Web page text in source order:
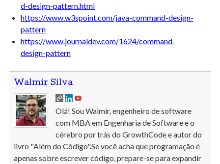
d-design-pattern.html
https://www.w3spoint.com/java-command-design-
pattern
https://www.journaldev.com/1624/command-
design-pattern
Walmir Silva
Olá! Sou Walmir, engenheiro de software
com MBA em Engenharia de Software e o
cérebro por trás do GrowthCode e autor do
livro "Além do Código".Se você acha que programação é
apenas sobre escrever código, prepare-se para expandir